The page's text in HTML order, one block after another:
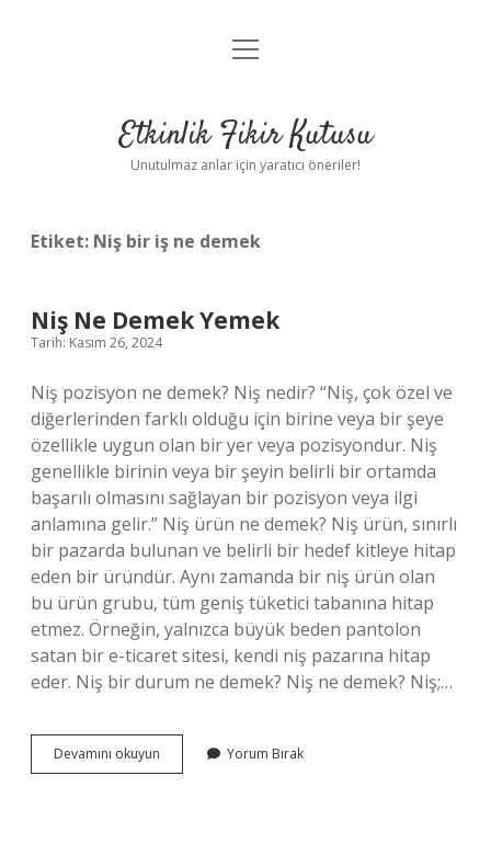
Anasayfa
Yasal Uyarı
menüyü
Etkinlik Fikir Kutusu
Unutulmaz anlar için yaratıcı öneriler!
Etiket: Niş bir iş ne demek
Niş Ne Demek Yemek
Tarih: Kasım 26, 2024
Niş pozisyon ne demek? Niş nedir? “Niş, çok özel ve
diğerlerinden farklı olduğu için birine veya bir şeye
özellikle uygun olan bir yer veya pozisyondur. Niş
genellikle birinin veya bir şeyin belirli bir ortamda
başarılı olmasını sağlayan bir pozisyon veya ilgi
anlamına gelir.” Niş ürün ne demek? Niş ürün, sınırlı
bir pazarda bulunan ve belirli bir hedef kitleye hitap
eden bir üründür. Aynı zamanda bir niş ürün olan
bu ürün grubu, tüm geniş tüketici tabanına hitap
etmez. Örneğin, yalnızca büyük beden pantolon
satan bir e-ticaret sitesi, kendi niş pazarına hitap
eder. Niş bir durum ne demek? Niş ne demek? Niş;…
Devamını okuyun
Ne
Yorum Bırak